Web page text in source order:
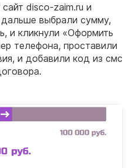
disco-zaim.ru и
выбрали сумму,
и кликнули «Оформить
телефона, проставили
и добавили код из смс